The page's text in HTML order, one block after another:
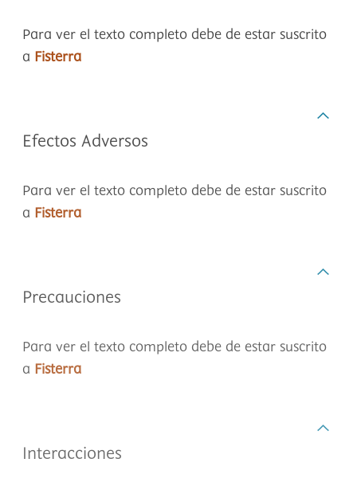
Para ver el texto completo debe de estar suscrito
a Fisterra
Efectos Adversos
Para ver el texto completo debe de estar suscrito
a Fisterra
Precauciones
Para ver el texto completo debe de estar suscrito
a Fisterra
Interacciones